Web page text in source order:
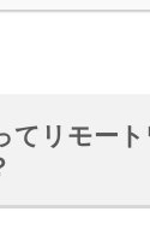
てリモー